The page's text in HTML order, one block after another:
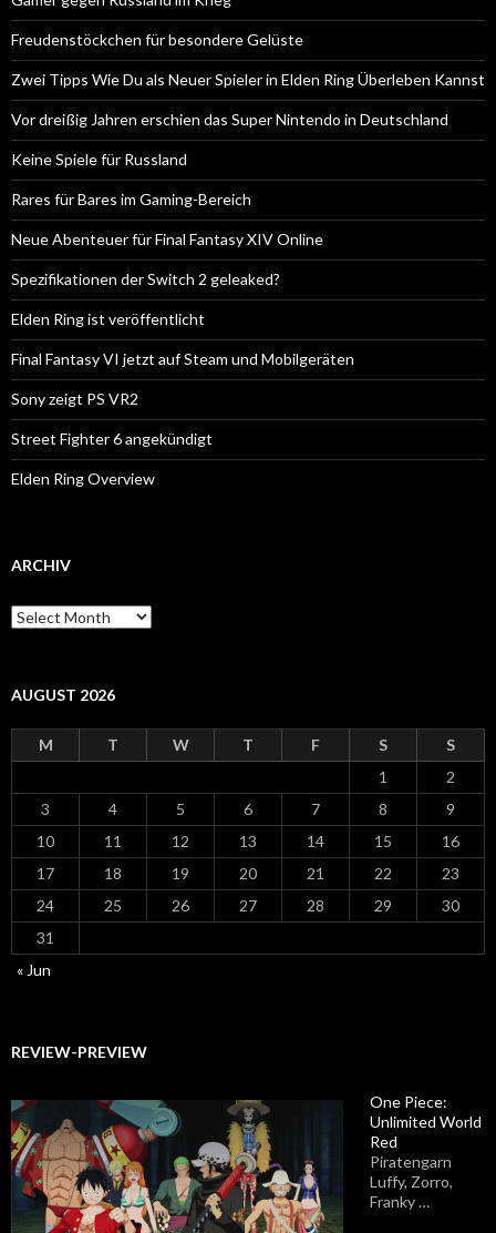
Freudenstöckchen für besondere Gelüste
Zwei Tipps Wie Du als Neuer Spieler in Elden Ring Überleben Kannst
Vor dreißig Jahren erschien das Super Nintendo in Deutschland
Keine Spiele für Russland
Rares für Bares im Gaming-Bereich
Neue Abenteuer für Final Fantasy XIV Online
Spezifikationen der Switch 2 geleaked?
Elden Ring ist veröffentlicht
Final Fantasy VI jetzt auf Steam und Mobilgeräten
Sony zeigt PS VR2
Street Fighter 6 angekündigt
Elden Ring Overview
ARCHIV
Archiv
AUGUST 2026
M T W T F S
S
1
2
3
4 5 6 7 8
9
10
11 12 13 14 15
16
17
18 19 20 21 22
23
24
25 26 27 28 29
30
31
« Jun
REVIEW-PREVIEW
One Piece:
Unlimited World
Red
Piratengarn
Luffy, Zorro,
Franky …